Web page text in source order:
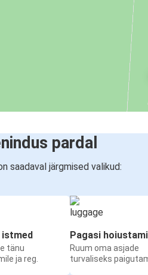
pardal
saadaval järgmised valikud:
istmed
tänu
ja reg.
Pagasi
Ruum oma asjade
turvaliseks